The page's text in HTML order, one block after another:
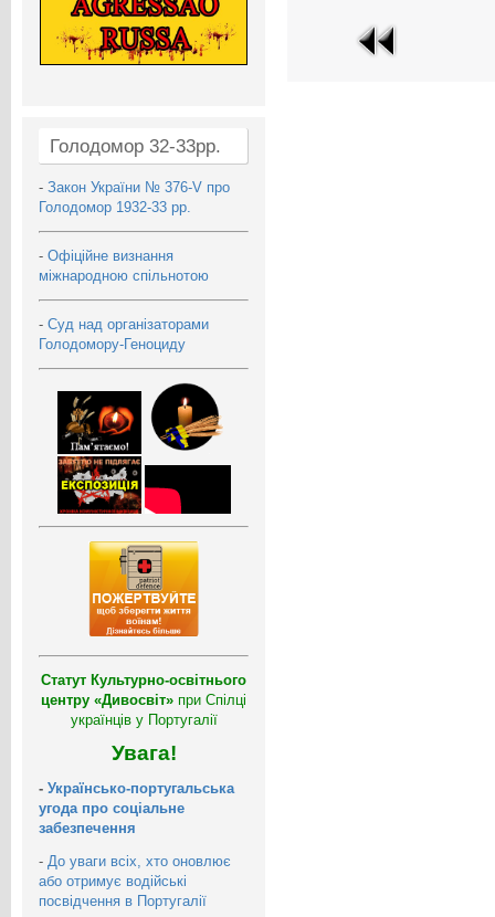
Голодомор 32-33рр.
- Закон України № 376-V про
Голодомор 1932-33 рр.
- Офіційне визнання
міжнародною спільнотою
- Суд над організаторами
Голодомору-Геноциду
Статут Культурно-освітнього
центру «Дивосвіт» при Спілці
українців у Португалії
Увага!
- Українсько-португальська
угода про соціальне
забезпечення
- До уваги всіх, хто оновлює
або отримує водійські
посвідчення в Португалії